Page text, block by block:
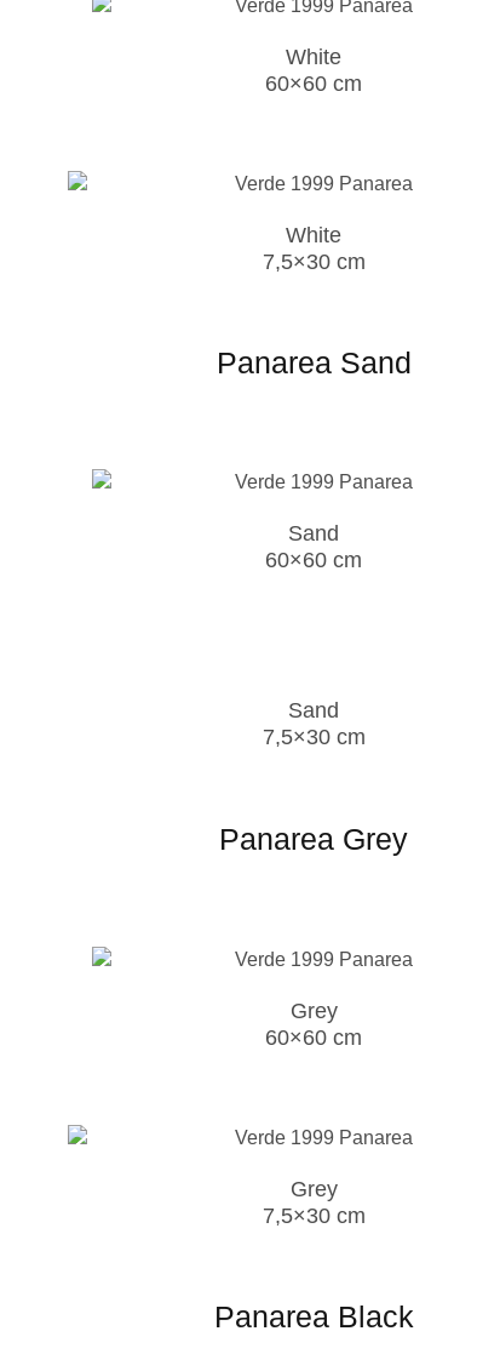
White
60×60 cm
White
7,5×30 cm
Panarea Sand
Sand
60×60 cm
Sand
7,5×30 cm
Panarea Grey
Grey
60×60 cm
Grey
7,5×30 cm
Panarea Black